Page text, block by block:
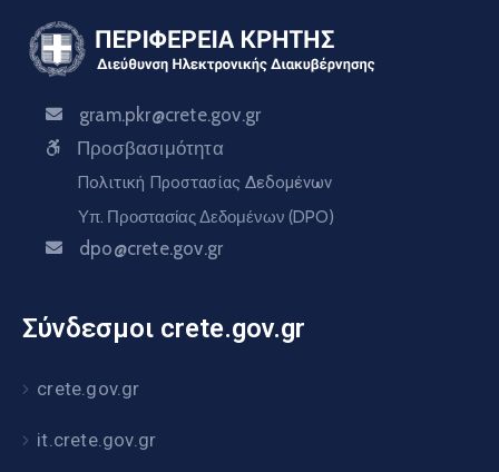
gram.pkr@crete.gov.gr
Προσβασιμότητα
Πολιτική Προστασίας Δεδομένων
Υπ. Προστασίας Δεδομένων (DPO)
dpo@crete.gov.gr
Σύνδεσμοι crete.gov.gr
crete.gov.gr
it.crete.gov.gr